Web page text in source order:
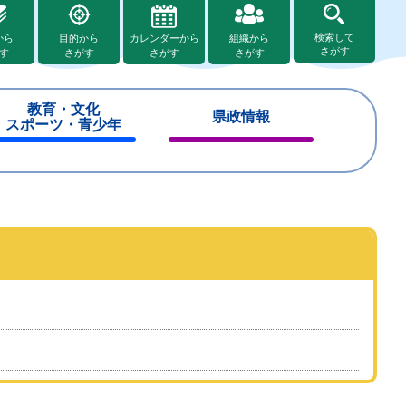
ら
目的から
さがす
カレンダーから
さがす
組織から
さがす
検索して
さがす
教育・文化
スポーツ・青少年
県政情報
じ